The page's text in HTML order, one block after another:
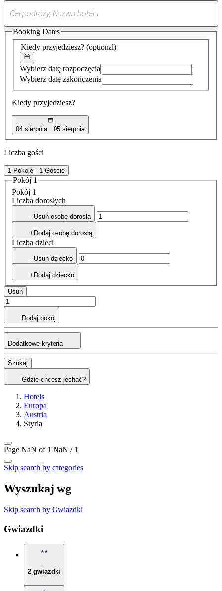
sugestia
została
znaleziona
Kiedy przyjedziesz? (optional)
Wybierz datę rozpoczęcia
Wybierz datę zakończenia
Kiedy przyjedziesz?
04 sierpnia 05 sierpnia
Booking Dates
Liczba gości
1 Pokoje - 1 Goście
Pokój 1
Pokój 1
Liczba dorosłych
- Usuń osobę dorosłą
+Dodaj osobę dorosłą
Liczba dzieci
- Usuń dziecko
+Dodaj dziecko
Usuń
Dodaj pokój
Dodatkowe kryteria
Szukaj
Gdzie chcesz jechać?
Hotels
Europa
Austria
Styria
Page NaN of 1 NaN / 1
Skip search by categories
Wyszukaj wg
Skip search by Gwiazdki
Gwiazdki
2 gwiazdki